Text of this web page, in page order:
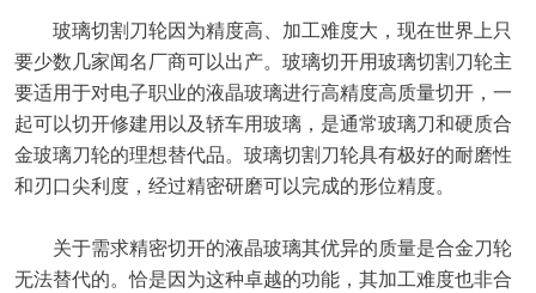
玻璃切割刀轮因为精度高、加工难度大，现在世界上只
要少数几家闻名厂商可以出产。玻璃切开用玻璃切割刀轮主
要适用于对电子职业的液晶玻璃进行高精度高质量切开，一
起可以切开修建用以及轿车用玻璃，是通常玻璃刀和硬质合
金玻璃刀轮的理想替代品。玻璃切割刀轮具有极好的耐磨性
和刃口尖利度，经过精密研磨可以完成的形位精度。
关于需求精密切开的液晶玻璃其优异的质量是合金刀轮
无法替代的。恰是因为这种卓越的功能，其加工难度也非合